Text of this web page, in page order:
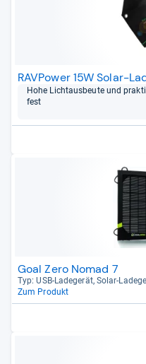
RAVPower 15W Solar-
Hohe Licht­aus­beute und
fest
Goal Zero Nomad 7
Typ: USB-​Lade­ge­rät, Solar-​
Zum Produkt